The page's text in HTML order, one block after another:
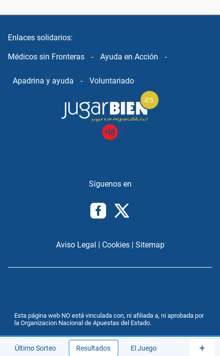
Último Sorteo Resultados El Juego +
Enlaces solidarios:
Médicos sin Fronteras - Ayuda en Acción -
Apadrina y ayuda - Voluntariado
Aviso Legal | Cookies| Sitemap
Esta página web NO está vinculada con, ni afiliada a, ni aprobada por
la Organizacion Nacional de Apuestas del Estado.